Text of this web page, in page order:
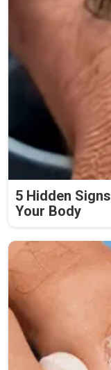
5 Hidden
Your Body